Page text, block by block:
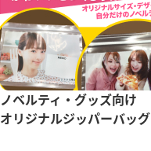
ノベルティ・グッズ向け
オリジナルジッパーバッグ